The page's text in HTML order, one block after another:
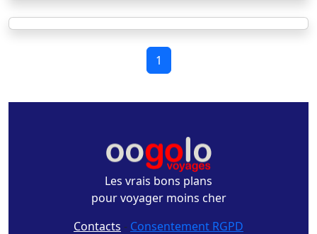
1
Les vrais bons plans
pour voyager moins cher
Contacts - Consentement RGPD